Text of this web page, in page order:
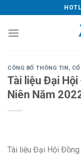
to
content
CÔNG BỐ THÔNG TIN,
Tài liệu Đại
Niên Năm
Tài liệu Đại Hội